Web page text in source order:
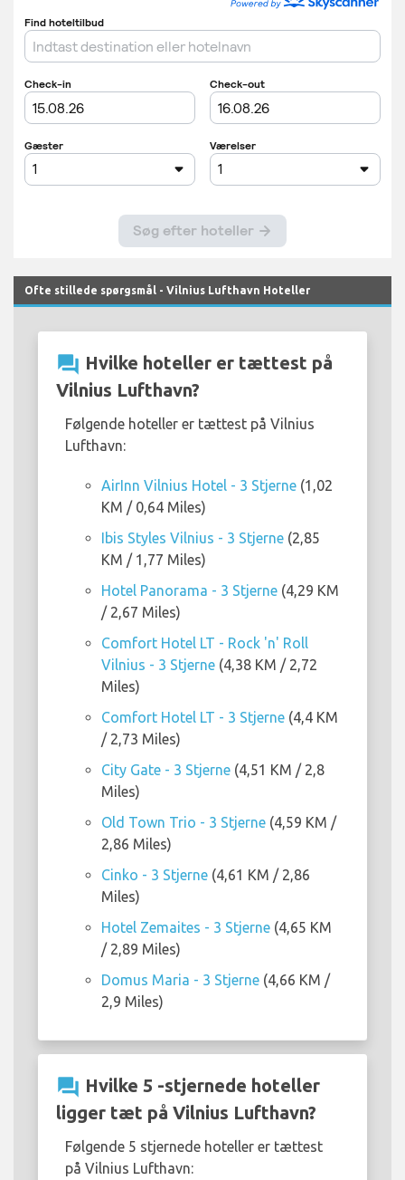
Ofte stillede spørgsmål - Vilnius Lufthavn Hoteller
question_answer Hvilke hoteller er tættest på
Vilnius Lufthavn?
Følgende hoteller er tættest på Vilnius
Lufthavn:
AirInn Vilnius Hotel - 3 Stjerne (1,02
KM / 0,64 Miles)
Ibis Styles Vilnius - 3 Stjerne (2,85
KM / 1,77 Miles)
Hotel Panorama - 3 Stjerne (4,29 KM
/ 2,67 Miles)
Comfort Hotel LT - Rock 'n' Roll
Vilnius - 3 Stjerne (4,38 KM / 2,72
Miles)
Comfort Hotel LT - 3 Stjerne (4,4 KM
/ 2,73 Miles)
City Gate - 3 Stjerne (4,51 KM / 2,8
Miles)
Old Town Trio - 3 Stjerne (4,59 KM /
2,86 Miles)
Cinko - 3 Stjerne (4,61 KM / 2,86
Miles)
Hotel Zemaites - 3 Stjerne (4,65 KM
/ 2,89 Miles)
Domus Maria - 3 Stjerne (4,66 KM /
2,9 Miles)
question_answer Hvilke 5 -stjernede hoteller
ligger tæt på Vilnius Lufthavn?
Følgende 5 stjernede hoteller er tættest
på Vilnius Lufthavn: